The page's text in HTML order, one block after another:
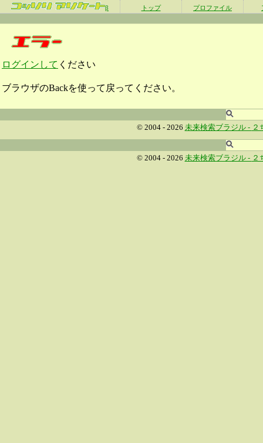
β トップ プロファイル
ログインして ください
ブラウザのBackを使って戻ってください。
© 2004 - 2026 未来検索ブラジル - ２
© 2004 - 2026 未来検索ブラジル - ２